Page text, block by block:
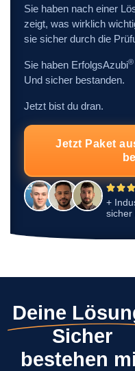
Sie haben nach einer
zeigt, was wirklich
sie sicher durch die
Sie haben ErfolgsAzubi®
Und sicher bestanden.
Jetzt bist du dran.
Jetzt Paket
+
sicher
Deine
Sicher
bestehen